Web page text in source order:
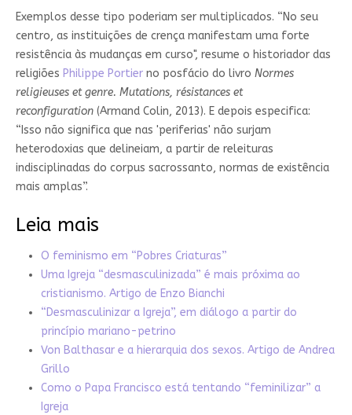
Exemplos desse tipo poderiam ser multiplicados. “No seu
centro, as instituições de crença manifestam uma forte
resistência às mudanças em curso", resume o historiador das
religiões Philippe Portierno posfácio do livro Normes
religieuses et genre. Mutations, résistances et
reconfiguration(Armand Colin, 2013). E depois especifica:
“Isso não significa que nas 'periferias' não surjam
heterodoxias que delineiam, a partir de releituras
indisciplinadas do corpus sacrossanto, normas de existência
mais amplas”.
Leia mais
O feminismo em “Pobres Criaturas”
Uma Igreja “desmasculinizada” é mais próxima ao
cristianismo. Artigo de Enzo Bianchi
“Desmasculinizar a Igreja”, em diálogo a partir do
princípio mariano-petrino
Von Balthasar e a hierarquia dos sexos. Artigo de Andrea
Grillo
Como o Papa Francisco está tentando “feminilizar” a
Igreja